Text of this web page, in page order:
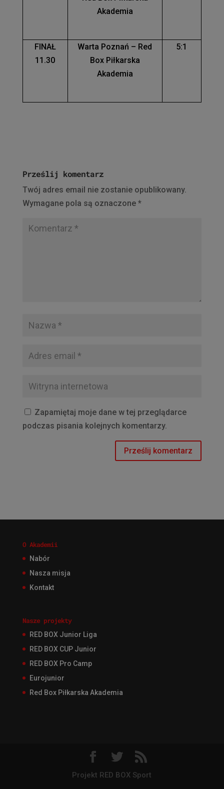
Akademia
FINAŁ
11.30
Warta Poznań – Red
Box Piłkarska
Akademia
5:1
Prześlij komentarz
Twój adres email nie zostanie opublikowany.
Wymagane pola są oznaczone *
Zapamiętaj moje dane w tej przeglądarce
podczas pisania kolejnych komentarzy.
O Akademii
Nabór
Nasza misja
Kontakt
Nasze projekty
RED BOX Junior Liga
RED BOX CUP Junior
RED BOX Pro Camp
Eurojunior
Red Box Piłkarska Akademia
Projekt RED BOX Sport